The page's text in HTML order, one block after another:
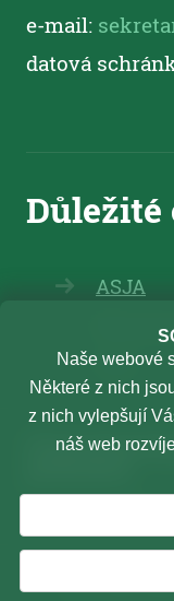
e-mail:
datová
ASJA
TSU
Vnitřní
©
Naše webové
Některé z nich
z nich vylepšují
náš web